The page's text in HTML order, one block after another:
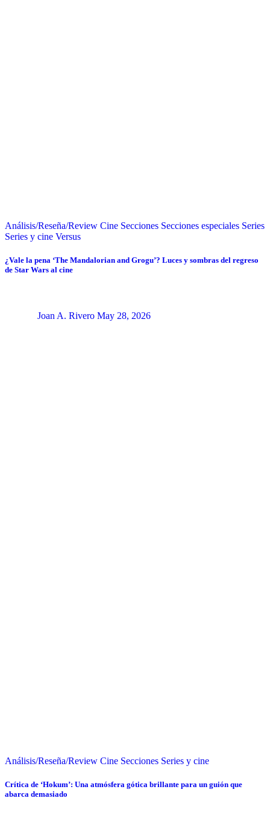
Análisis/Reseña/Review Cine Secciones Secciones especiales Series
Series y cine Versus
¿Vale la pena ‘The Mandalorian and Grogu’? Luces y sombras del regreso
de Star Wars al cine
Joan A. Rivero May 28, 2026
Análisis/Reseña/Review Cine Secciones Series y cine
Crítica de ‘Hokum’: Una atmósfera gótica brillante para un guión que
abarca demasiado